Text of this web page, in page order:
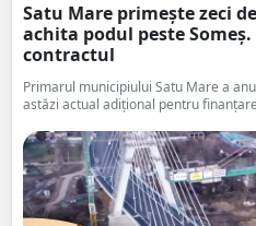
Satu Mare primește zeci
achita podul peste
contractul
Primarul municipiului Satu Mare a
astăzi actual adițional pentru